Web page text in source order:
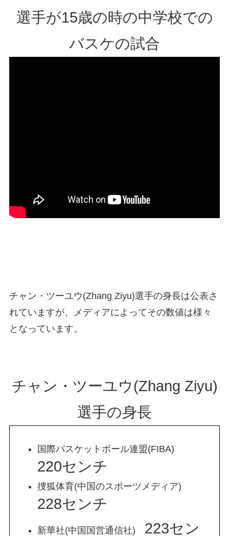
選手が15歳の時の中学校での
バスケの試合
チャン・ツーユウ(Zhang Ziyu)選手の身長は公表さ
れていますが、メディアによってその数値は様々
となっています。
チャン・ツーユウ(Zhang Ziyu)
選手の身長
国際バスケットボール連盟(FIBA)
220センチ
捜狐体育(中国のスポーツメディア)
228センチ
新華社(中国国営通信社) 223セン